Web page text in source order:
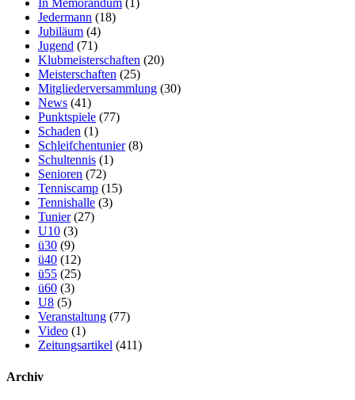
In Memorandum (1)
Jedermann (18)
Jubiläum (4)
Jugend (71)
Klubmeisterschaften (20)
Meisterschaften (25)
Mitgliederversammlung (30)
News (41)
Punktspiele (77)
Schaden (1)
Schleifchentunier(8)
Schultennis (1)
Senioren (72)
Tenniscamp (15)
Tennishalle (3)
Tunier(27)
U10 (3)
ü30 (9)
ü40 (12)
ü55 (25)
ü60 (3)
U8 (5)
Veranstaltung (77)
Video (1)
Zeitungsartikel (411)
Archiv